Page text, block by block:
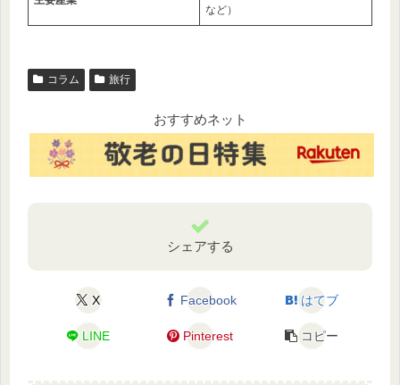
など）
コラム 旅行
おすすめネット
シェアする
X Facebook はてブ
LINE Pinterest コピー